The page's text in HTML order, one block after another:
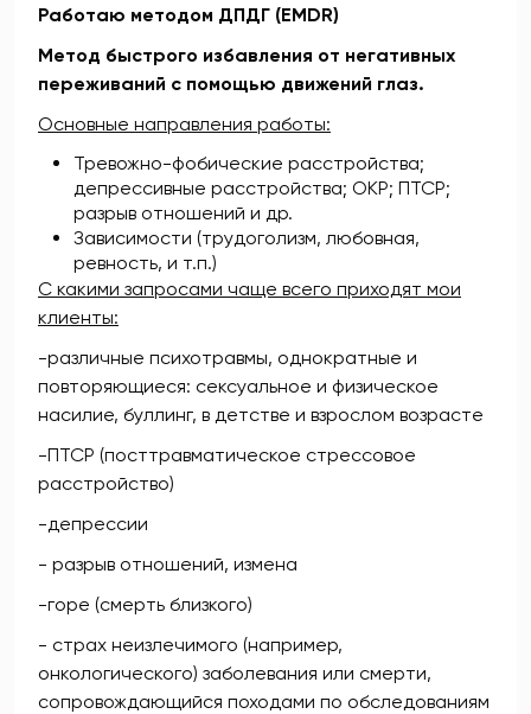
Работаю методом ДПДГ (EMDR)
Метод быстрого избавления от негативных
переживаний с помощью движений глаз.
Основные направления работы:
Тревожно-фобические расстройства;
депрессивные расстройства; ОКР; ПТСР;
разрыв отношений и др.
Зависимости (трудоголизм, любовная,
ревность, и т.п.)
С какими запросами чаще всего приходят мои
клиенты:
-различные психотравмы, однократные и
повторяющиеся: сексуальное и физическое
насилие, буллинг, в детстве и взрослом возрасте
-ПТСР (посттравматическое стрессовое
расстройство)
-депрессии
- разрыв отношений, измена
-горе (смерть близкого)
- страх неизлечимого (например,
онкологического) заболевания или смерти,
сопровождающийся походами по обследованиям